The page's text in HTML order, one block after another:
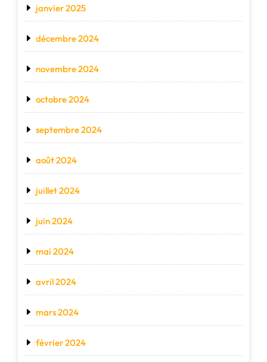
janvier 2025
décembre 2024
novembre 2024
octobre 2024
septembre 2024
août 2024
juillet 2024
juin 2024
mai 2024
avril 2024
mars 2024
février 2024